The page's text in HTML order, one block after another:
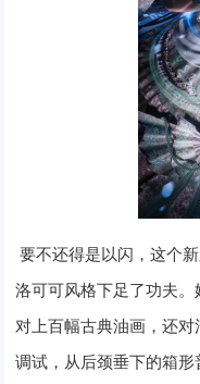
要不还得是以闪，这个
洛可可风格下足了功夫
对上百幅古典油画，还
调试，从后颈垂下的箱